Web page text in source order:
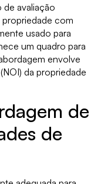
avaliação
propriedade com
usado para
um quadro para
envolve
da propriedade
de
de